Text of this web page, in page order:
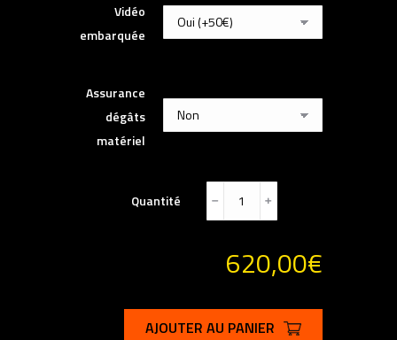
Vidéo
embarquée
Assurance
dégâts
matériel
Quantité ﹣ ﹢
620,00€
AJOUTER AU PANIER